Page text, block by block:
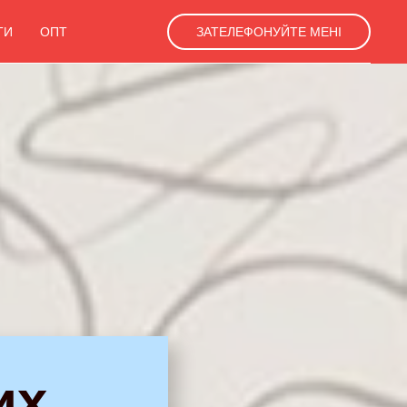
ОПТ ЗАТЕЛЕФОНУЙТЕ МЕНІ